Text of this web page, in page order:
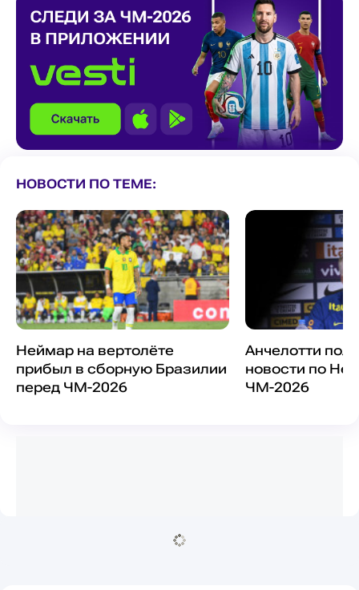
НОВОСТИ ПО ТЕМЕ:
Неймар на вертолёте
прибыл в сборную Бразилии
перед ЧМ-2026
Анчелотти
новости по
ЧМ-2026